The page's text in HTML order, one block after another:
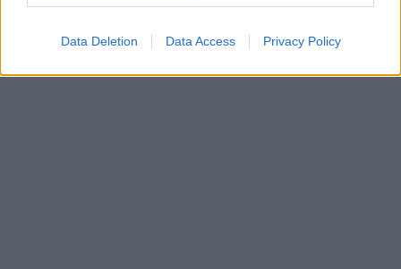
Data Deletion Data Access Privacy Policy